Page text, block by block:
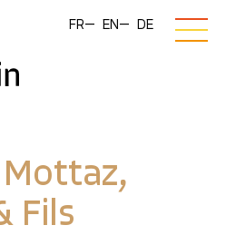
FR EN DE
Mottaz,
Fils